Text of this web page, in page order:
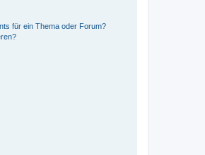
für ein Thema oder Forum?